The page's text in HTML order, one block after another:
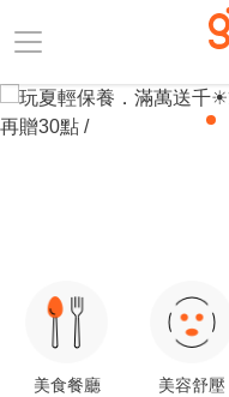
美食餐廳 美容舒壓